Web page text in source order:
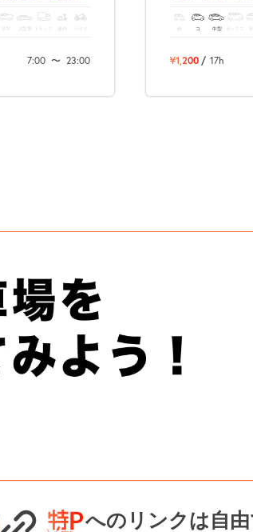
SUV 大型車 トラック バイク
7:00 〜 23:00
軽 コ 中型 ボックス
¥1,200 / 17h
へのリンクは自由